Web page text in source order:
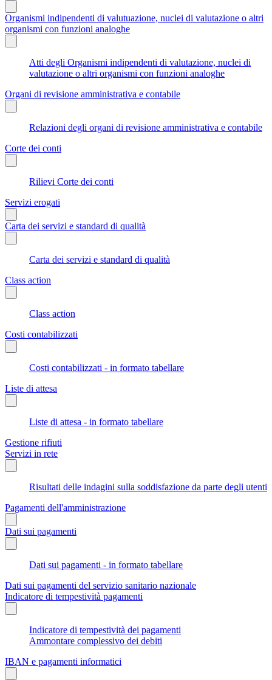
Organismi indipendenti di valutuazione, nuclei di valutazione o altri
organismi con funzioni analoghe
Atti degli Organismi indipendenti di valutazione, nuclei di
valutazione o altri organismi con funzioni analoghe
Organi di revisione amministrativa e contabile
Relazioni degli organi di revisione amministrativa e contabile
Corte dei conti
Rilievi Corte dei conti
Servizi erogati
Carta dei servizi e standard di qualità
Carta dei servizi e standard di qualità
Class action
Class action
Costi contabilizzati
Costi contabilizzati - in formato tabellare
Liste di attesa
Liste di attesa - in formato tabellare
Gestione rifiuti
Servizi in rete
Risultati delle indagini sulla soddisfazione da parte degli utenti
Pagamenti dell'amministrazione
Dati sui pagamenti
Dati sui pagamenti - in formato tabellare
Dati sui pagamenti del servizio sanitario nazionale
Indicatore di tempestività pagamenti
Indicatore di tempestività dei pagamenti
Ammontare complessivo dei debiti
IBAN e pagamenti informatici